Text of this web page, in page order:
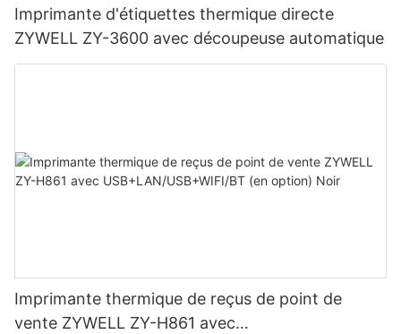
Imprimante d'étiquettes thermique directe
ZYWELL ZY-3600 avec découpeuse automatique
Imprimante thermique de reçus de point de
vente ZYWELL ZY-H861 avec